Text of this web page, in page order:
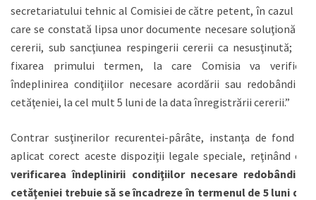
secretariatului tehnic al Comisiei de către petent, în cazul în
care se constată lipsa unor documente necesare soluţionării
cererii, sub sancţiunea respingerii cererii ca nesusţinută; c)
fixarea primului termen, la care Comisia va verifica
îndeplinirea condiţiilor necesare acordării sau redobândirii
cetăţeniei, la cel mult 5 luni de la data înregistrării cererii.”
Contrar susţinerilor recurentei-pârâte, instanţa de fond a
aplicat corect aceste dispoziţii legale speciale, reţinând că
verificarea îndeplinirii condiţiilor necesare redobândirii
cetăţeniei trebuie să se încadreze în termenul de 5 luni de